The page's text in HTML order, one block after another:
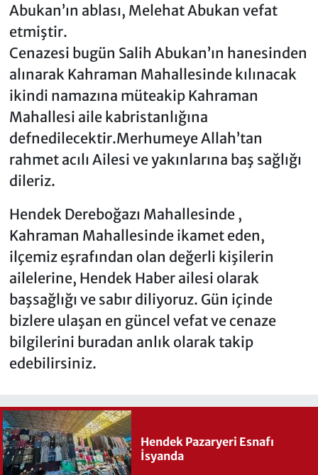
Abukan’ın ablası, Melehat Abukan vefat
etmiştir.
Cenazesi bugün Salih Abukan’ın hanesinden
alınarak Kahraman Mahallesinde kılınacak
ikindi namazına müteakip Kahraman
Mahallesi aile kabristanlığına
defnedilecektir.Merhumeye Allah’tan
rahmet acılı Ailesi ve yakınlarına baş sağlığı
dileriz.
Hendek Dereboğazı Mahallesinde ,
Kahraman Mahallesinde ikamet eden,
ilçemiz eşrafından olan değerli kişilerin
ailelerine, Hendek Haber ailesi olarak
başsağlığı ve sabır diliyoruz. Gün içinde
bizlere ulaşan en güncel vefat ve cenaze
bilgilerini buradan anlık olarak takip
edebilirsiniz.
Hendek Pazaryeri Esnafı
İsyanda